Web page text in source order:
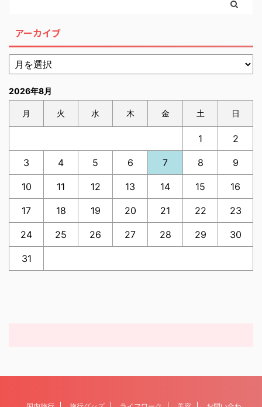
アーカイブ
2026年8月
月 火 水 木 金 土 日
1 2
3 4 5 6 7 8 9
10 11 12 13 14 15 16
17 18 19 20 21 22 23
24 25 26 27 28 29 30
31